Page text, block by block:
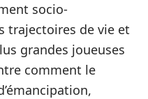
socio-
trajectoires de vie et
grandes joueuses
comment le